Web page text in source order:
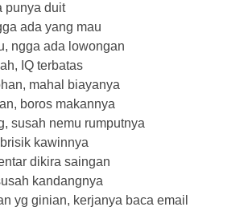
punya duit
ada yang mau
ngga ada lowongan
IQ terbatas
mahal biayanya
boros makannya
susah nemu rumputnya
kawinnya
dikira saingan
kandangnya
yg ginian, kerjanya baca email